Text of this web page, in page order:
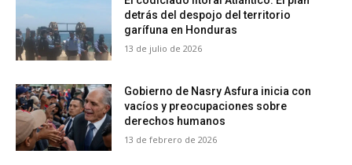
detrás del despojo del territorio
garífuna en Honduras
13 de julio de 2026
Gobierno de Nasry Asfura inicia con
vacíos y preocupaciones sobre
derechos humanos
13 de febrero de 2026